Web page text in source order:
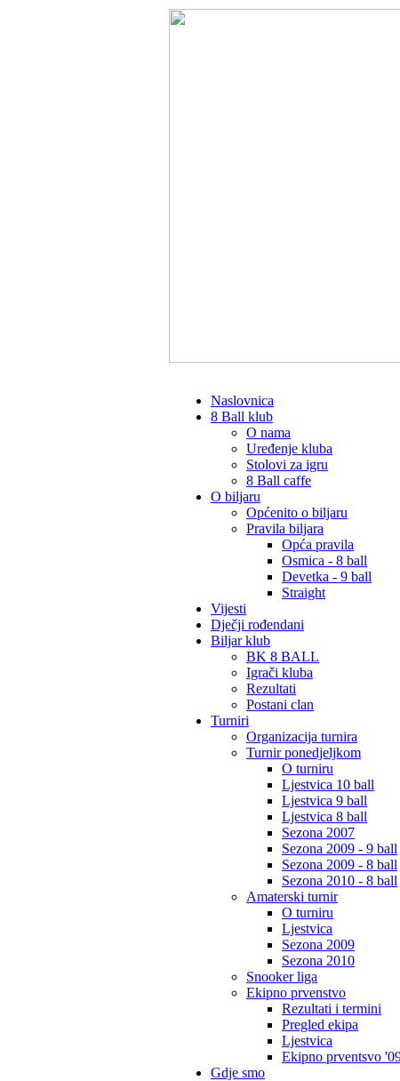
Naslovnica
8 Ball klub
O nama
Uređenje kluba
Stolovi za igru
8 Ball caffe
O biljaru
Općenito o biljaru
Pravila biljara
Opća pravila
Osmica - 8 ball
Devetka - 9 ball
Straight
Vijesti
Dječji rođendani
Biljar klub
BK 8 BALL
Igrači kluba
Rezultati
Postani clan
Turniri
Organizacija turnira
Turnir ponedjeljkom
O turniru
Ljestvica 10 ball
Ljestvica 9 ball
Ljestvica 8 ball
Sezona 2007
Sezona 2009 - 9 ball
Sezona 2009 - 8 ball
Sezona 2010 - 8 ball
Amaterski turnir
O turniru
Ljestvica
Sezona 2009
Sezona 2010
Snooker liga
Ekipno prvenstvo
Rezultati i termini
Pregled ekipa
Ljestvica
Ekipno prventsvo
Gdje smo